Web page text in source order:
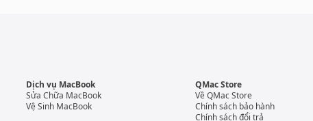
Dịch vụ MacBook
Sửa Chữa MacBook
Vệ Sinh MacBook
QMac Store
Về QMac Store
Chính sách bảo hành
Chính sách đổi trả